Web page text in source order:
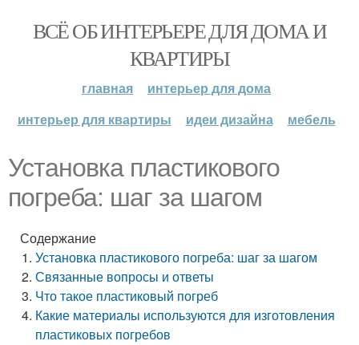
ВСЁ ОБ ИНТЕРЬЕРЕ ДЛЯ ДОМА И
КВАРТИРЫ
главная
интерьер для дома
интерьер для квартиры
идеи дизайна мебель
Установка пластикового
погреба: шаг за шагом
Содержание
Установка пластикового погреба: шаг за шагом
Связанные вопросы и ответы
Что такое пластиковый погреб
Какие материалы используются для изготовления
пластиковых погребов